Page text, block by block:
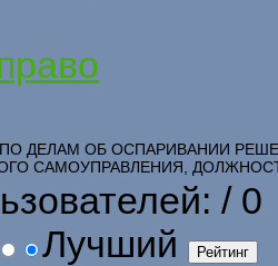
ПО ДЕЛАМ ОБ ОСПАРИВАНИИ
САМОУПРАВЛЕНИЯ,
/ 0
Лучший